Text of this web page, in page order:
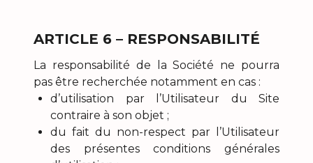
ARTICLE 6 – RESPONSABILITÉ
La responsabilité de la Société ne pourra
pas être recherchée notamment en cas :
d’utilisation par l’Utilisateur du Site
contraire à son objet ;
du fait du non-respect par l’Utilisateur
des présentes conditions générales